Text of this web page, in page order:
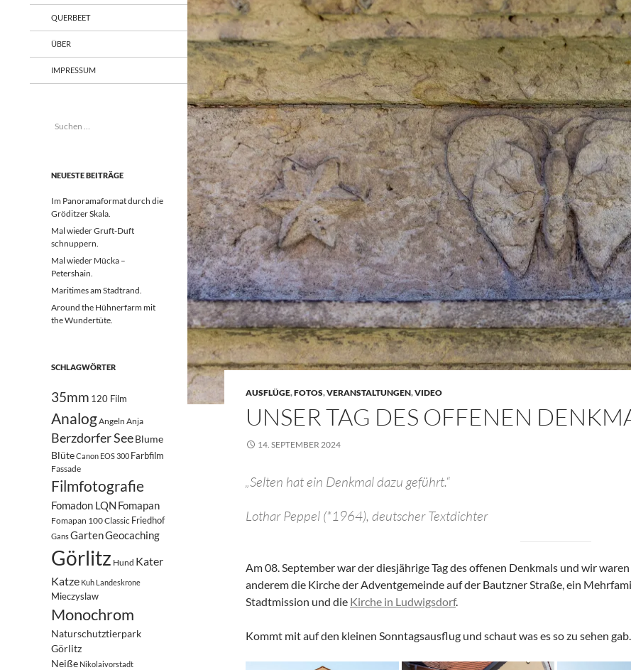
AUSFLÜGE,FOTOS,VERANSTALTUNGEN,VIDEO
UNSER TAG DES OFFENEN
14. SEPTEMBER 2024
„Selten hat ein Denkmal dazu geführt.“
Lothar Peppel (*1964), deutscher Textdichter
Am 08. September war der diesjährige Tag des offenen Denkmals und wir
anderem die Kirche der Adventgemeinde auf der Bautzner Straße, ein
Stadtmission und die Kirche in Ludwigsdorf.
Kommt mit auf den kleinen Sonntagsausflug und schaut was es so zu sehen gab.
QUERBEET
ÜBER
IMPRESSUM
Suchen
NEUESTE BEITRÄGE
Im Panoramaformat durch die
Gröditzer Skala.
Mal wieder Gruft-Duft
schnuppern.
Mal wieder Mücka –
Petershain.
Maritimes am Stadtrand.
Around the Hühnerfarm mit
the Wundertüte.
SCHLAGWÖRTER
35mm 120 Film
AnalogAngeln Anja
Berzdorfer SeeBlume
BlüteCanon EOS 300 Farbfilm
Fassade
Filmfotografie
Fomadon LQN Fomapan
Fomapan 100 Classic Friedhof
GansGartenGeocaching
Görlitz Hund Kater
Katze Kuh Landeskrone
Mieczyslaw
Monochrom
Naturschutztierpark
Görlitz
Neiße Nikolaivorstadt